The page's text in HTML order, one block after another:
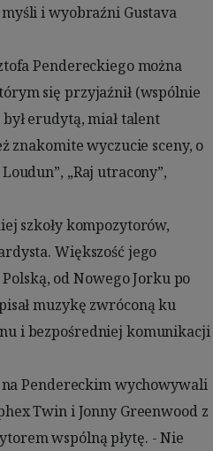
i wyobraźni Gustava
Pendereckiego można
się przyjaźnił (wspólnie
erudytą, miał talent
znakomite wyczucie sceny, o
„Raj utracony”,
szkoły kompozytorów,
Większość jego
od Nowego Jorku po
muzykę zwróconą ku
i bezpośredniej komunikacji
Pendereckim wychowywali
Twin i Jonny Greenwood z
wspólną płytę. - Nie
w obawie o swoje
Świat muzyczny był w
sięgnął po jedną z
Pendereckiego to
ekumenicznym: są więc
ale też prawosławne
stu utworów, w tym
wielu dzieł kameralnych.
tematów na operę, które
Gogola, bardzo aktualny
za dużo pomysłów, ale w
się być aktywny. Od lat
operę "Fedra".
Jego muzyka została